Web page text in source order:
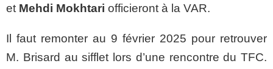
et Mehdi Mokhtari officieront à la VAR.
Il faut remonter au 9 février 2025 pour retrouver
M. Brisard au sifflet lors d’une rencontre du TFC.